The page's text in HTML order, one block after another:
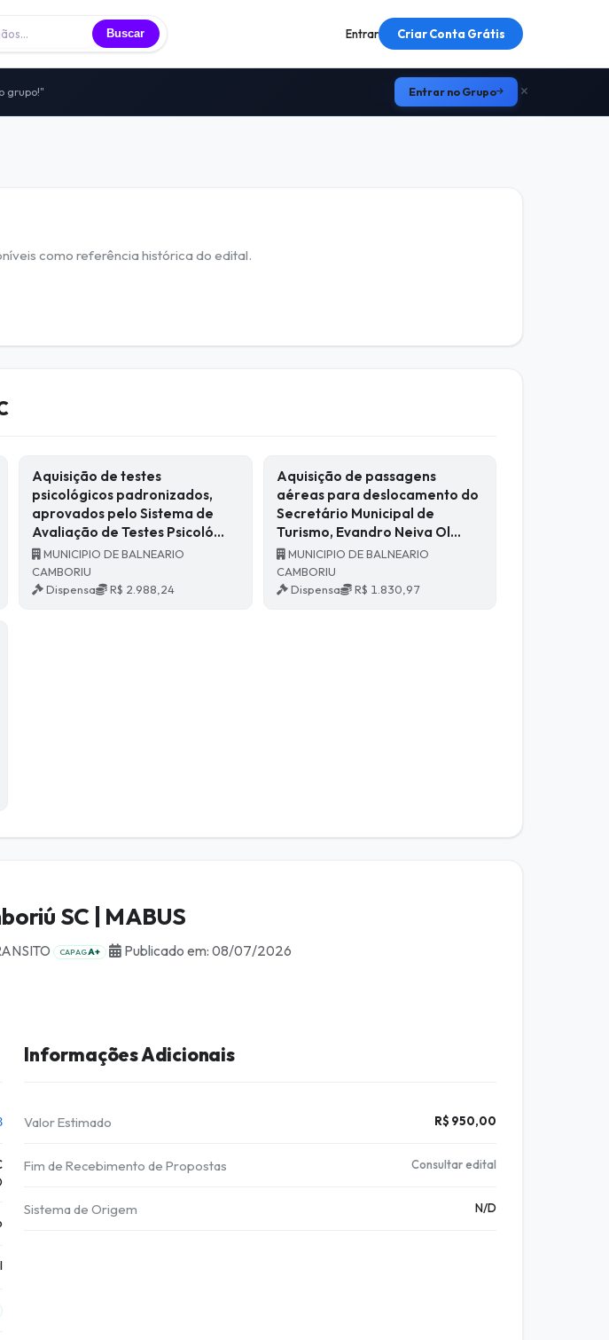
Buscar Entrar Criar Conta Grátis
grupo!"
real
Entrar no Grupo
como referência histórica do edital.
Aquisição de testes
psicológicos padronizados,
aprovados pelo Sistema de
Avaliação de Testes Psicoló…
MUNICIPIO DE BALNEARIO
CAMBORIU
Dispensa
R$ 2.988,24
Aquisição de passagens
aéreas para deslocamento do
Secretário Municipal de
Turismo, Evandro Neiva Ol…
MUNICIPIO DE BALNEARIO
CAMBORIU
Dispensa
R$ 1.830,97
SC | MABUS
CAPAGA+ Publicado em: 08/07/2026
Informações Adicionais
Valor Estimado R$ 950,00
Fim de Recebimento de Propostas Consultar edital
Sistema de Origem N/D